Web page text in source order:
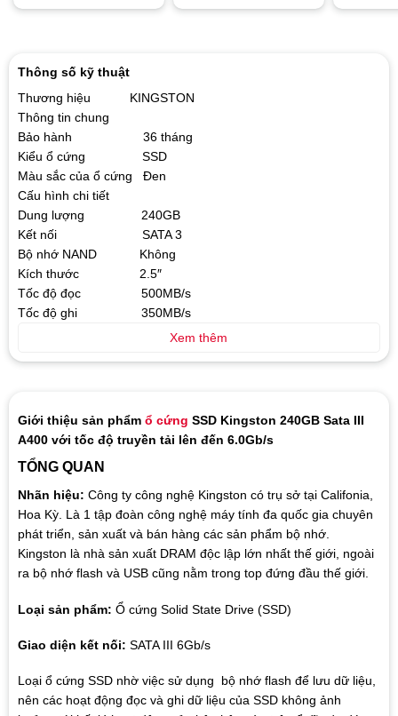
out
Giới thiệu sản phẩm ổ cứng SSD Kingston 240GB Sata III
A400 với tốc độ truyền tải lên đến 6.0Gb/s
TỔNG QUAN
Nhãn hiệu: Công ty công nghệ Kingston có trụ sở tại Califonia,
Hoa Kỳ. Là 1 tập đoàn công nghệ máy tính đa quốc gia chuyên
phát triển, sản xuất và bán hàng các sản phẩm bộ nhớ.
Kingston là nhà sản xuất DRAM độc lập lớn nhất thế giới, ngoài
ra bộ nhớ flash và USB cũng nằm trong top đứng đầu thế giới.
Loại sản phẩm: Ổ cứng Solid State Drive (SSD)
Giao diện kết nối: SATA III 6Gb/s
Loại ổ cứng SSD nhờ việc sử dụng bộ nhớ flash để lưu dữ liệu,
nên các hoạt động đọc và ghi dữ liệu của SSD không ảnh
Thông số kỹ thuật
Thương hiệu KINGSTON
Thông tin chung
Bảo hành 36 tháng
Kiểu ổ cứng SSD
Màu sắc của ổ cứng Đen
Cấu hình chi tiết
Dung lượng 240GB
Kết nối SATA 3
Bộ nhớ NAND Không
Kích thước 2.5″
Tốc độ đọc 500MB/s
Tốc độ ghi 350MB/s
Xem thêm